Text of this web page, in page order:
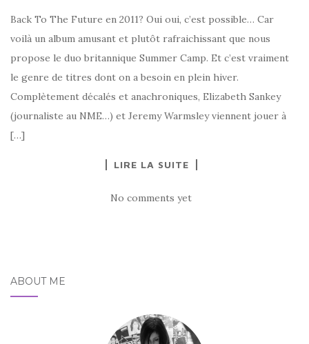
Back To The Future en 2011? Oui oui, c’est possible… Car
voilà un album amusant et plutôt rafraichissant que nous
propose le duo britannique Summer Camp. Et c’est vraiment
le genre de titres dont on a besoin en plein hiver.
Complètement décalés et anachroniques, Elizabeth Sankey
(journaliste au NME…) et Jeremy Warmsley viennent jouer à
[…]
LIRE LA SUITE
No comments yet
ABOUT ME